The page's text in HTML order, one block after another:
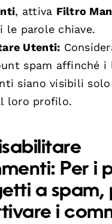
, attiva Filtro
le parole chiave.
Utenti:
spam affinché i
siano visibili
loro profilo.
Per i
a spam,
i